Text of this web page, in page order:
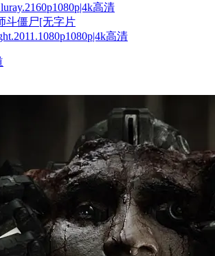
高清
斗僵尸[无字片
高清